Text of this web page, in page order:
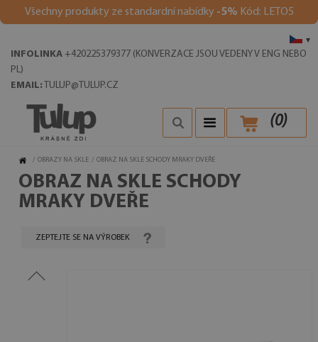
Všechny produkty ze standardní nabídky -5% Kód: LETO5
▾
INFOLINKA +420225379377 (KONVERZACE JSOU VEDENY V ENG NEBO
PL)
EMAIL: TULUP@TULUP.CZ
(0)
/ OBRAZY NA SKLE / OBRAZ NA SKLE SCHODY MRAKY DVEŘE
OBRAZ NA SKLE SCHODY
MRAKY DVEŘE
ZEPTEJTE SE NA VÝROBEK